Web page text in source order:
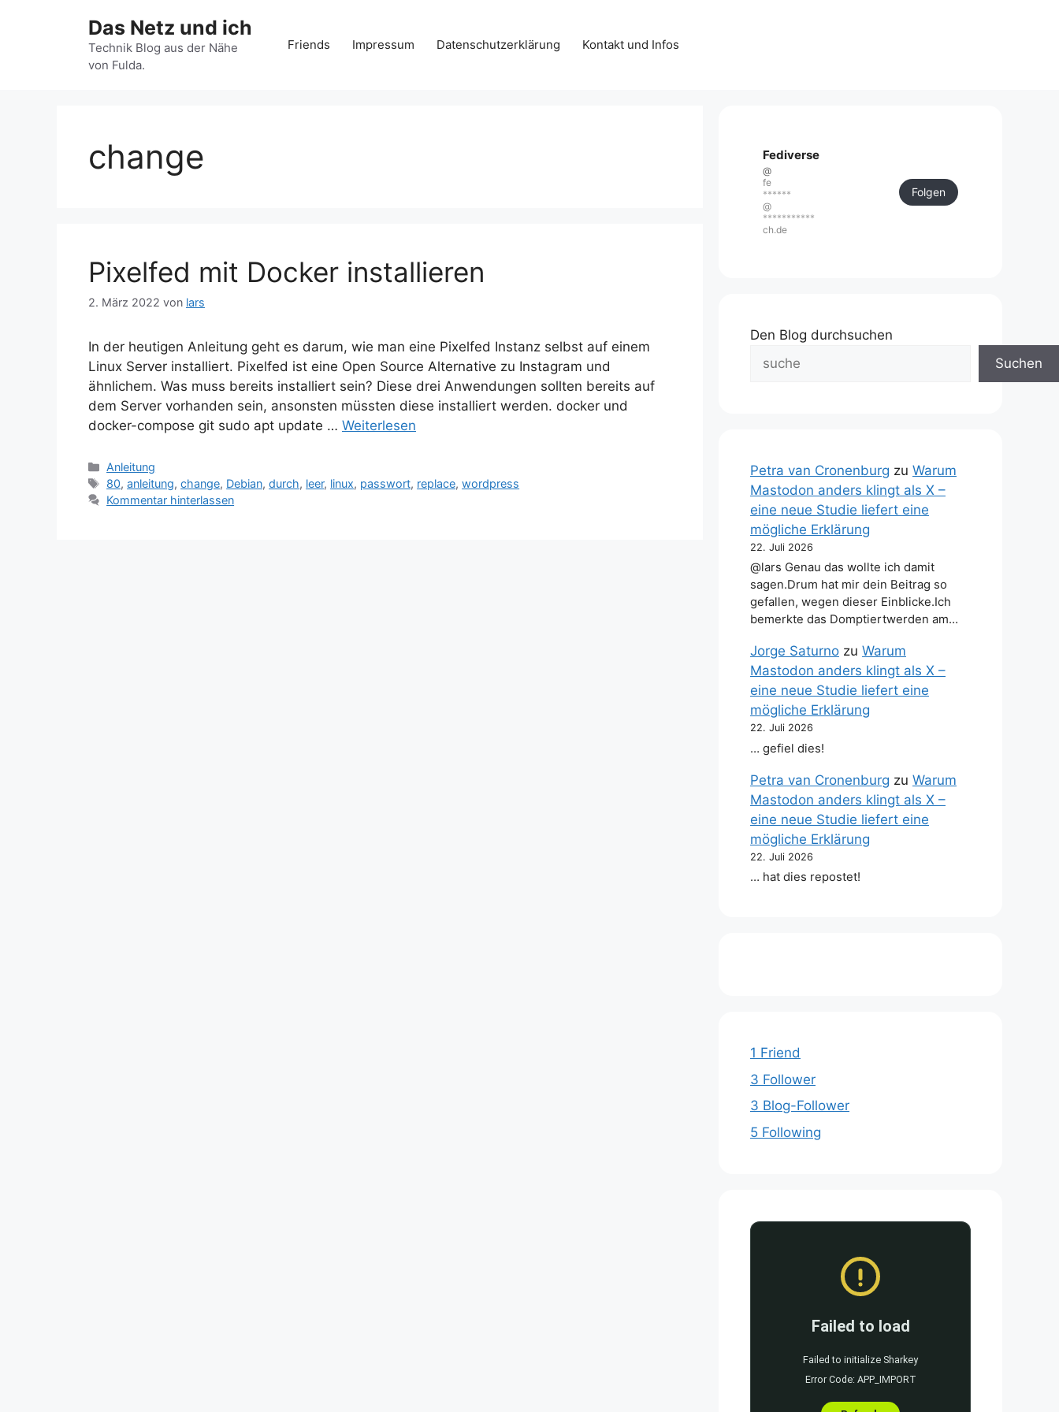
Das Netz und ich
Technik Blog aus der Nähe
von Fulda.
Friends Impressum Datenschutzerklärung Kontakt und Infos
change
Pixelfed mit Docker installieren
2. März 2022 von lars
In der heutigen Anleitung geht es darum, wie man eine Pixelfed Instanz selbst auf einem
Linux Server installiert. Pixelfed ist eine Open Source Alternative zu Instagram und
ähnlichem. Was muss bereits installiert sein? Diese drei Anwendungen sollten bereits auf
dem Server vorhanden sein, ansonsten müssten diese installiert werden. docker und
docker-compose git sudo apt update … Weiterlesen
Kategorien
Anleitung
Schlagwörter
80,anleitung,change, Debian,durch, leer, linux, passwort, replace,wordpress
Kommentar hinterlassen
Fediverse
@
fe
******
@
***********
ch.de
Folgen
Den Blog durchsuchen
Suchen
Petra van Cronenburg zu Warum
Mastodon anders klingt als X –
eine neue Studie liefert eine
mögliche Erklärung
22. Juli 2026
@lars Genau das wollte ich damit
sagen.Drum hat mir dein Beitrag so
gefallen, wegen dieser Einblicke.Ich
bemerkte das Domptiertwerden am…
Jorge Saturno zu Warum
Mastodon anders klingt als X –
eine neue Studie liefert eine
mögliche Erklärung
22. Juli 2026
… gefiel dies!
Petra van Cronenburg zu Warum
Mastodon anders klingt als X –
eine neue Studie liefert eine
mögliche Erklärung
22. Juli 2026
… hat dies repostet!
1 Friend
3 Follower
3 Blog-Follower
5 Following